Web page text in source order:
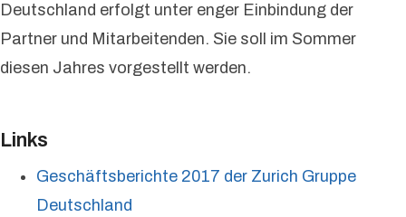
Deutschland erfolgt unter enger Einbindung der
Partner und Mitarbeitenden. Sie soll im Sommer
diesen Jahres vorgestellt werden.
Links
Geschäftsberichte 2017 der Zurich Gruppe
Deutschland